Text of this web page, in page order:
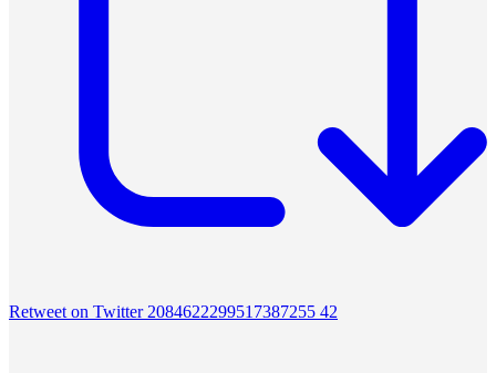
Retweet on Twitter 2084622299517387255 42